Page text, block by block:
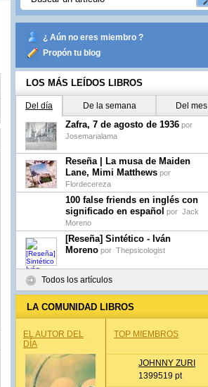
¿ Aún no eres miembro ?
Propón tu blog
LOS MÁS LEÍDOS LIBROS
Del día De la semana Del mes
Zafra, 7 de agosto de 1936 por
Josemarialama
Reseña | La musa de Maiden
Lane, Mimi Matthews por
Flordecereza
100 false friends en inglés con
significado en español por Jack
Moreno
[Reseña] Sintético - Iván
Moreno por Thepsicologist
Todos los artículos
LA COMUNIDAD LIBROS
EL AUTOR DEL
DÍA
TOP MIEMBROS
JOHNNY ZURI
1399519 pt